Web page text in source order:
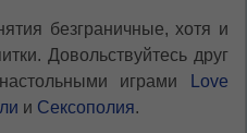
безграничные, хотя и
Довольствуйтесь друг
играми
Love
и Сексополия.